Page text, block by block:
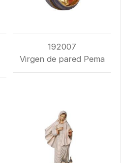
192007
Virgen de pared Pema